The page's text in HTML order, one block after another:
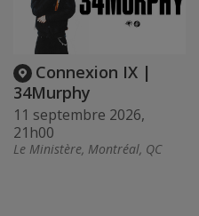
Connexion IX |
34Murphy
11 septembre 2026,
21h00
Le Ministère, Montréal, QC